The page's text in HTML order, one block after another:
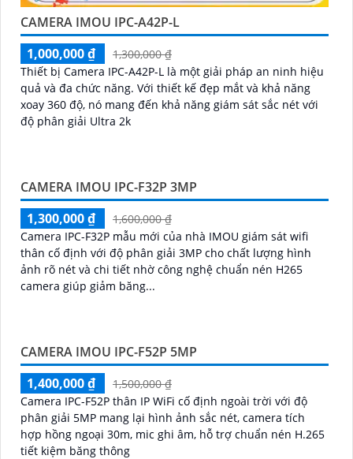
CAMERA IMOU IPC-A42P-L
1,000,000 ₫
1,300,000 ₫
Thiết bị Camera IPC-A42P-L là một giải pháp an ninh hiệu
quả và đa chức năng. Với thiết kế đẹp mắt và khả năng
xoay 360 độ, nó mang đến khả năng giám sát sắc nét với
độ phân giải Ultra 2k
CAMERA IMOU IPC-F32P 3MP
1,300,000 ₫
1,600,000 ₫
Camera IPC-F32P mẫu mới của nhà IMOU giám sát wifi
thân cố định với độ phân giải 3MP cho chất lượng hình
ảnh rõ nét và chi tiết nhờ công nghệ chuẩn nén H265
camera giúp giảm băng...
CAMERA IMOU IPC-F52P 5MP
1,400,000 ₫
1,500,000 ₫
Camera IPC-F52P thân IP WiFi cố định ngoài trời với độ
phân giải 5MP mang lại hình ảnh sắc nét, camera tích
hợp hồng ngoại 30m, mic ghi âm, hỗ trợ chuẩn nén H.265
tiết kiệm băng thông